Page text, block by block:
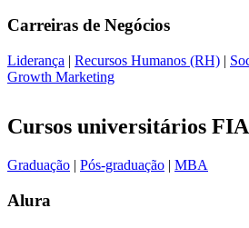
Carreiras de Negócios
Liderança | Recursos Humanos (RH) |
Growth Marketing
Cursos universitários
Graduação | Pós-graduação | MBA
Alura